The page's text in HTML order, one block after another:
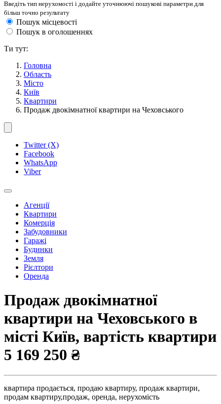
Введіть тип нерухомості і додайте уточнюючі пошукові параметри для
більш точно результату
Пошук місцевості
Пошук в оголошеннях
Ти тут:
Головна
Область
Місто
Київ
Квартири
Продаж двокімнатної квартири на Чеховського
Twitter (X)
Facebook
WhatsApp
Viber
Агенції
Квартири
Комерція
Забудовники
Гаражі
Будинки
Земля
Рієлтори
Оренда
Продаж двокімнатної
квартири на Чеховського в
місті Київ, вартість квартири
5 169 250 ₴
квартира продається, продаю квартиру, продаж квартири,
продам квартиру,продаж, оренда, нерухомість